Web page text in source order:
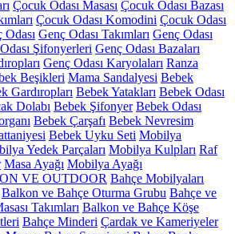
Çocuk Odası Masası Çocuk Odası Bazası
Çocuk Odası Komodini Çocuk Odası
Odası Genç Odası Takımları Genç Odası
Şifonyerleri Genç Odası Bazaları
Genç Odası Karyolaları Ranza
Beşikleri Mama Sandalyesi Bebek
Gardıropları Bebek Yatakları Bebek Odası
Dolabı Bebek Şifonyer Bebek Odası
Bebek Çarşafı Bebek Nevresim
Bebek Uyku Seti Mobilya
Yedek Parçaları Mobilya Kulpları Raf
Masa Ayağı Mobilya Ayağı
VE OUTDOOR Bahçe Mobilyaları
Balkon ve Bahçe Oturma Grubu Bahçe ve
Takımları Balkon ve Bahçe Köşe
Bahçe Minderi Çardak ve Kameriyeler